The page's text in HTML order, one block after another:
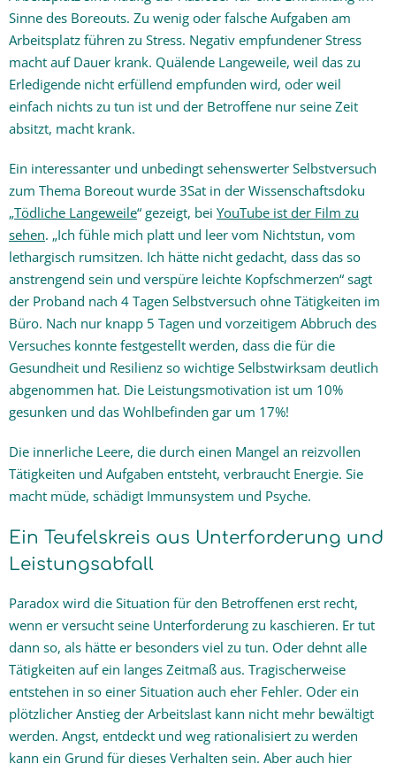
Sinne des Boreouts. Zu wenig oder falsche Aufgaben am
Arbeitsplatz führen zu Stress. Negativ empfundener Stress
macht auf Dauer krank. Quälende Langeweile, weil das zu
Erledigende nicht erfüllend empfunden wird, oder weil
einfach nichts zu tun ist und der Betroffene nur seine Zeit
absitzt, macht krank.
Ein interessanter und unbedingt sehenswerter Selbstversuch
zum Thema Boreout wurde 3Sat in der Wissenschaftsdoku
„Tödliche Langeweile“ gezeigt, bei YouTube ist der Film zu
sehen. „Ich fühle mich platt und leer vom Nichtstun, vom
lethargisch rumsitzen. Ich hätte nicht gedacht, dass das so
anstrengend sein und verspüre leichte Kopfschmerzen“ sagt
der Proband nach 4 Tagen Selbstversuch ohne Tätigkeiten im
Büro. Nach nur knapp 5 Tagen und vorzeitigem Abbruch des
Versuches konnte festgestellt werden, dass die für die
Gesundheit und Resilienz so wichtige Selbstwirksam deutlich
abgenommen hat. Die Leistungsmotivation ist um 10%
gesunken und das Wohlbefinden gar um 17%!
Die innerliche Leere, die durch einen Mangel an reizvollen
Tätigkeiten und Aufgaben entsteht, verbraucht Energie. Sie
macht müde, schädigt Immunsystem und Psyche.
Ein Teufelskreis aus Unterforderung und
Leistungsabfall
Paradox wird die Situation für den Betroffenen erst recht,
wenn er versucht seine Unterforderung zu kaschieren. Er tut
dann so, als hätte er besonders viel zu tun. Oder dehnt alle
Tätigkeiten auf ein langes Zeitmaß aus. Tragischerweise
entstehen in so einer Situation auch eher Fehler. Oder ein
plötzlicher Anstieg der Arbeitslast kann nicht mehr bewältigt
werden. Angst, entdeckt und weg rationalisiert zu werden
kann ein Grund für dieses Verhalten sein. Aber auch hier